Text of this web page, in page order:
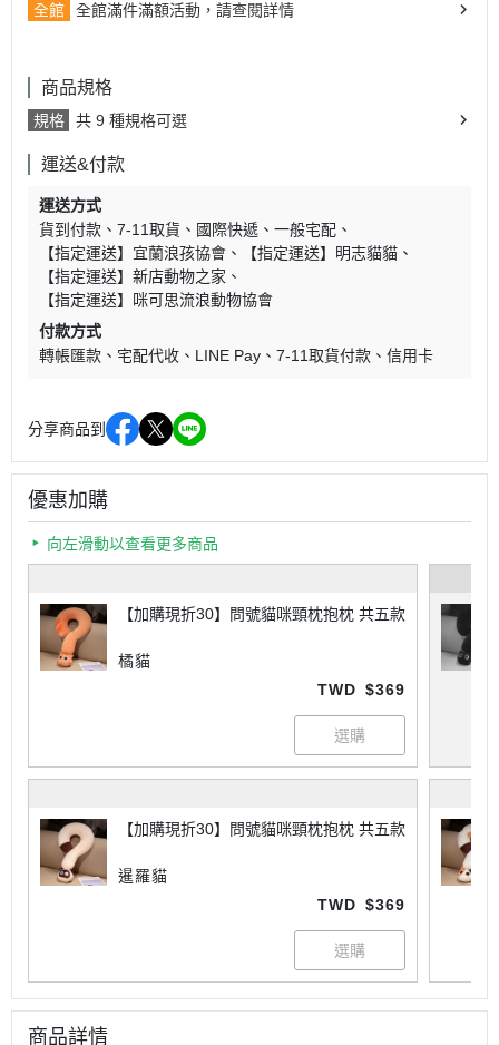
全館 全館滿件滿額活動，請查閱詳情
商品規格
規格 共 9 種規格可選
運送&付款
運送方式
貨到付款
7-11取貨 國際快遞
一般宅配
【指定運送】宜蘭浪孩協會
【指定運送】明志貓貓
【指定運送】新店動物之家
【指定運送】咪可思流浪動物協會
付款方式
轉帳匯款
宅配代收 LINE Pay 7-11取貨付款 信用卡
分享商品到
優惠加購
向左滑動以查看更多商品
【加購現折30】問號貓咪頸枕抱枕 共五款
橘貓
TWD $369
【加購現折30】問號貓咪頸枕抱枕 共五款
暹羅貓
TWD $369
商品詳情